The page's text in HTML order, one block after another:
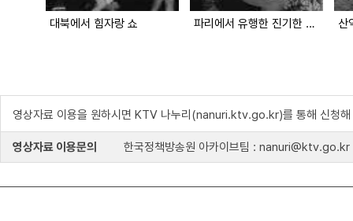
대북에서 힘자랑 쇼 파리에서 유행한 진기한 모자
영상자료 이용을 원하시면 KTV 나누리(nanuri.ktv.go.kr)를 통해 신청해
영상자료 이용문의 한국정책방송원 아카이브팀 : nanuri@ktv.go.kr